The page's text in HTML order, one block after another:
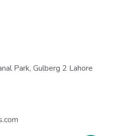
Park, Gulberg 2 Lahore